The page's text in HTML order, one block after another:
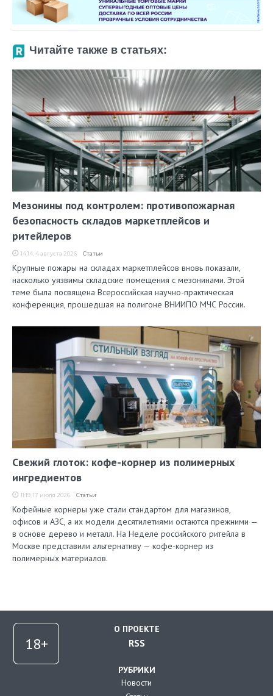
Читайте также в статьях:
Мезонины под контролем: противопожарная
безопасность складов маркетплейсов и
ритейлеров
14:14, 4 августа 2026 Статьи
Крупные пожары на складах маркетплейсов вновь показали,
насколько уязвимы складские помещения с мезонинами. Этой
теме была посвящена Всероссийская научно-практическая
конференция, прошедшая на полигоне ВНИИПО МЧС России.
Свежий глоток: кофе-корнер из полимерных
ингредиентов
11:19, 17 июля 2026 Статьи
Кофейные корнеры уже стали стандартом для магазинов,
офисов и АЗС, а их модели десятилетиями остаются прежними —
в основе дерево и металл. На Неделе российского ритейла в
Москве представили альтернативу — кофе-корнер из
полимерных материалов.
О ПРОЕКТЕ
RSS
РУБРИКИ
Новости